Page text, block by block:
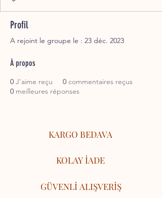
Profil
A rejoint le groupe le : 23 déc. 2023
À propos
0 J'aime reçu 0 commentaires reçus
0 meilleures réponses
KARGO BEDAVA
KOLAY İADE
GÜVENLİ ALIŞVERİŞ